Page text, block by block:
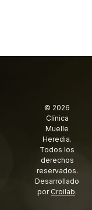
© 2026
Clínica
Muelle
Heredia.
Todos los
derechos
reservados.
Desarrollado
por Croilab.